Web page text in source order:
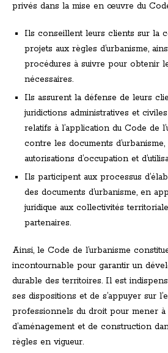
privés dans la mise en œuvre du
Ils conseillent leurs clients sur la
projets aux règles d’urbanisme,
procédures à suivre pour obtenir
nécessaires.
Ils assurent la défense de leurs
juridictions administratives et
relatifs à l’application du Code de
contre les documents
autorisations d’occupation et
Ils participent aux processus
des documents d’urbanisme, en
juridique aux collectivités
partenaires.
Ainsi, le Code de l’urbanisme
incontournable pour garantir un
durable des territoires. Il est
ses dispositions et de s’appuyer sur
professionnels du droit pour mener
d’aménagement et de construction
règles en vigueur.